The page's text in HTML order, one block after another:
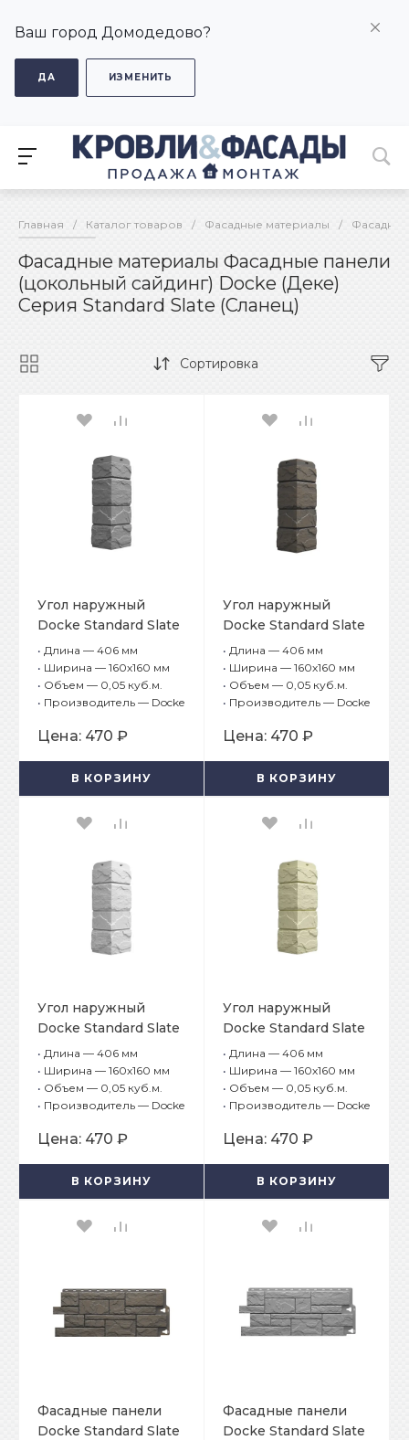
Ваш город Домодедово?
ДА ИЗМЕНИТЬ
Главная / Каталог товаров / Фасадные материалы /
Фасадные материалы Фасадные панели
(цокольный сайдинг) Docke (Деке)
Серия Standard Slate (Сланец)
Сортировка
Угол наружный
Docke Standard Slate
(Сланец) Валь-
Гардена
• Длина — 406 мм
• Ширина — 160х160 мм
• Объем — 0,05 куб.м.
• Производитель — Docke
Цена: 470 ₽
В КОРЗИНУ
Угол наружный
Docke Standard Slate
(Сланец) Куршевель
• Длина — 406 мм
• Ширина — 160х160 мм
• Объем — 0,05 куб.м.
• Производитель — Docke
Цена: 470 ₽
В КОРЗИНУ
Угол наружный
Docke Standard Slate
(Сланец) Лех
• Длина — 406 мм
• Ширина — 160х160 мм
• Объем — 0,05 куб.м.
• Производитель — Docke
Цена: 470 ₽
В КОРЗИНУ
Угол наружный
Docke Standard Slate
(Сланец) Шамони
• Длина — 406 мм
• Ширина — 160х160 мм
• Объем — 0,05 куб.м.
• Производитель — Docke
Цена: 470 ₽
В КОРЗИНУ
Фасадные панели
Docke Standard Slate
Фасадные панели
Docke Standard Slate